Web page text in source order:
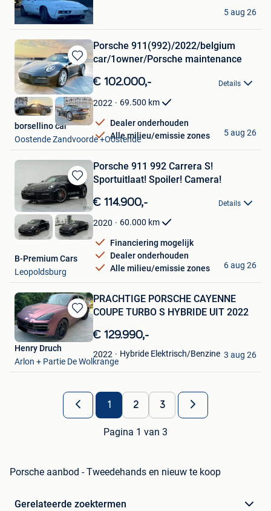
Be Max
Jodoigne
5 aug 26
Bewaren
in
Mijn
Favorieten
Porsche 911(992)/2022/belgium
car/1owner/Porsche maintenance
€ 102.000,- Details
2022 69.500 km
Dealer onderhouden
Alle milieu/emissie zones
borsellino car
Oostende Zandvoorde +Oostende
5 aug 26
Bewaren
in
Mijn
Favorieten
Porsche 911 992 Carrera S!
Sportuitlaat! Spoiler! Camera!
€ 114.900,- Details
2020 60.000 km
Financiering mogelijk
Dealer onderhouden
Alle milieu/emissie zones
B-Premium Cars
Leopoldsburg
6 aug 26
Bewaren
in
Mijn
Favorieten
PRACHTIGE PORSCHE CAYENNE
COUPE TURBO S HYBRIDE UIT 2022
€ 129.990,-
2022 Hybride Elektrisch/Benzine
Henry Druch
Arlon + Partie De Wolkrange
3 aug 26
1 2 3
Pagina 1 van 3
Porsche aanbod - Tweedehands en nieuw te koop
Gerelateerde zoektermen